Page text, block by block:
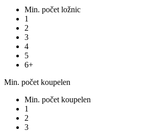
Min. počet ložnic
1
2
3
4
5
6+
Min. počet koupelen
Min. počet koupelen
1
2
3